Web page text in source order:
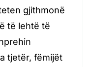
gjithmonë
të lehtë të
tjetër, fëmijët